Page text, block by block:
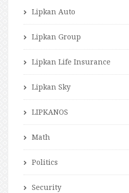
Lipkan Auto
Lipkan Group
Lipkan Life Insurance
Lipkan Sky
LIPKANOS
Math
Politics
Security